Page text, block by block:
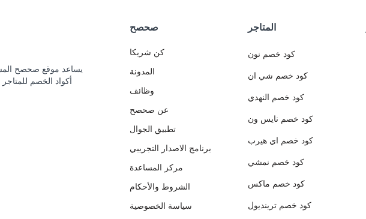
يساعد موقع صحصح
أكواد الخصم
صحصح
كن شريكا
المدونة
وظائف
عن صحصح
تطبيق الجوال
برنامج الاصدار التجريبي
مركز المساعدة
الشروط والأحكام
سياسة الخصوصية
المتاجر
كود خصم نون
كود خصم شي ان
كود خصم النهدي
كود خصم نايس ون
كود خصم اي هيرب
كود خصم نمشي
كود خصم ماكس
كود خصم ترينديول